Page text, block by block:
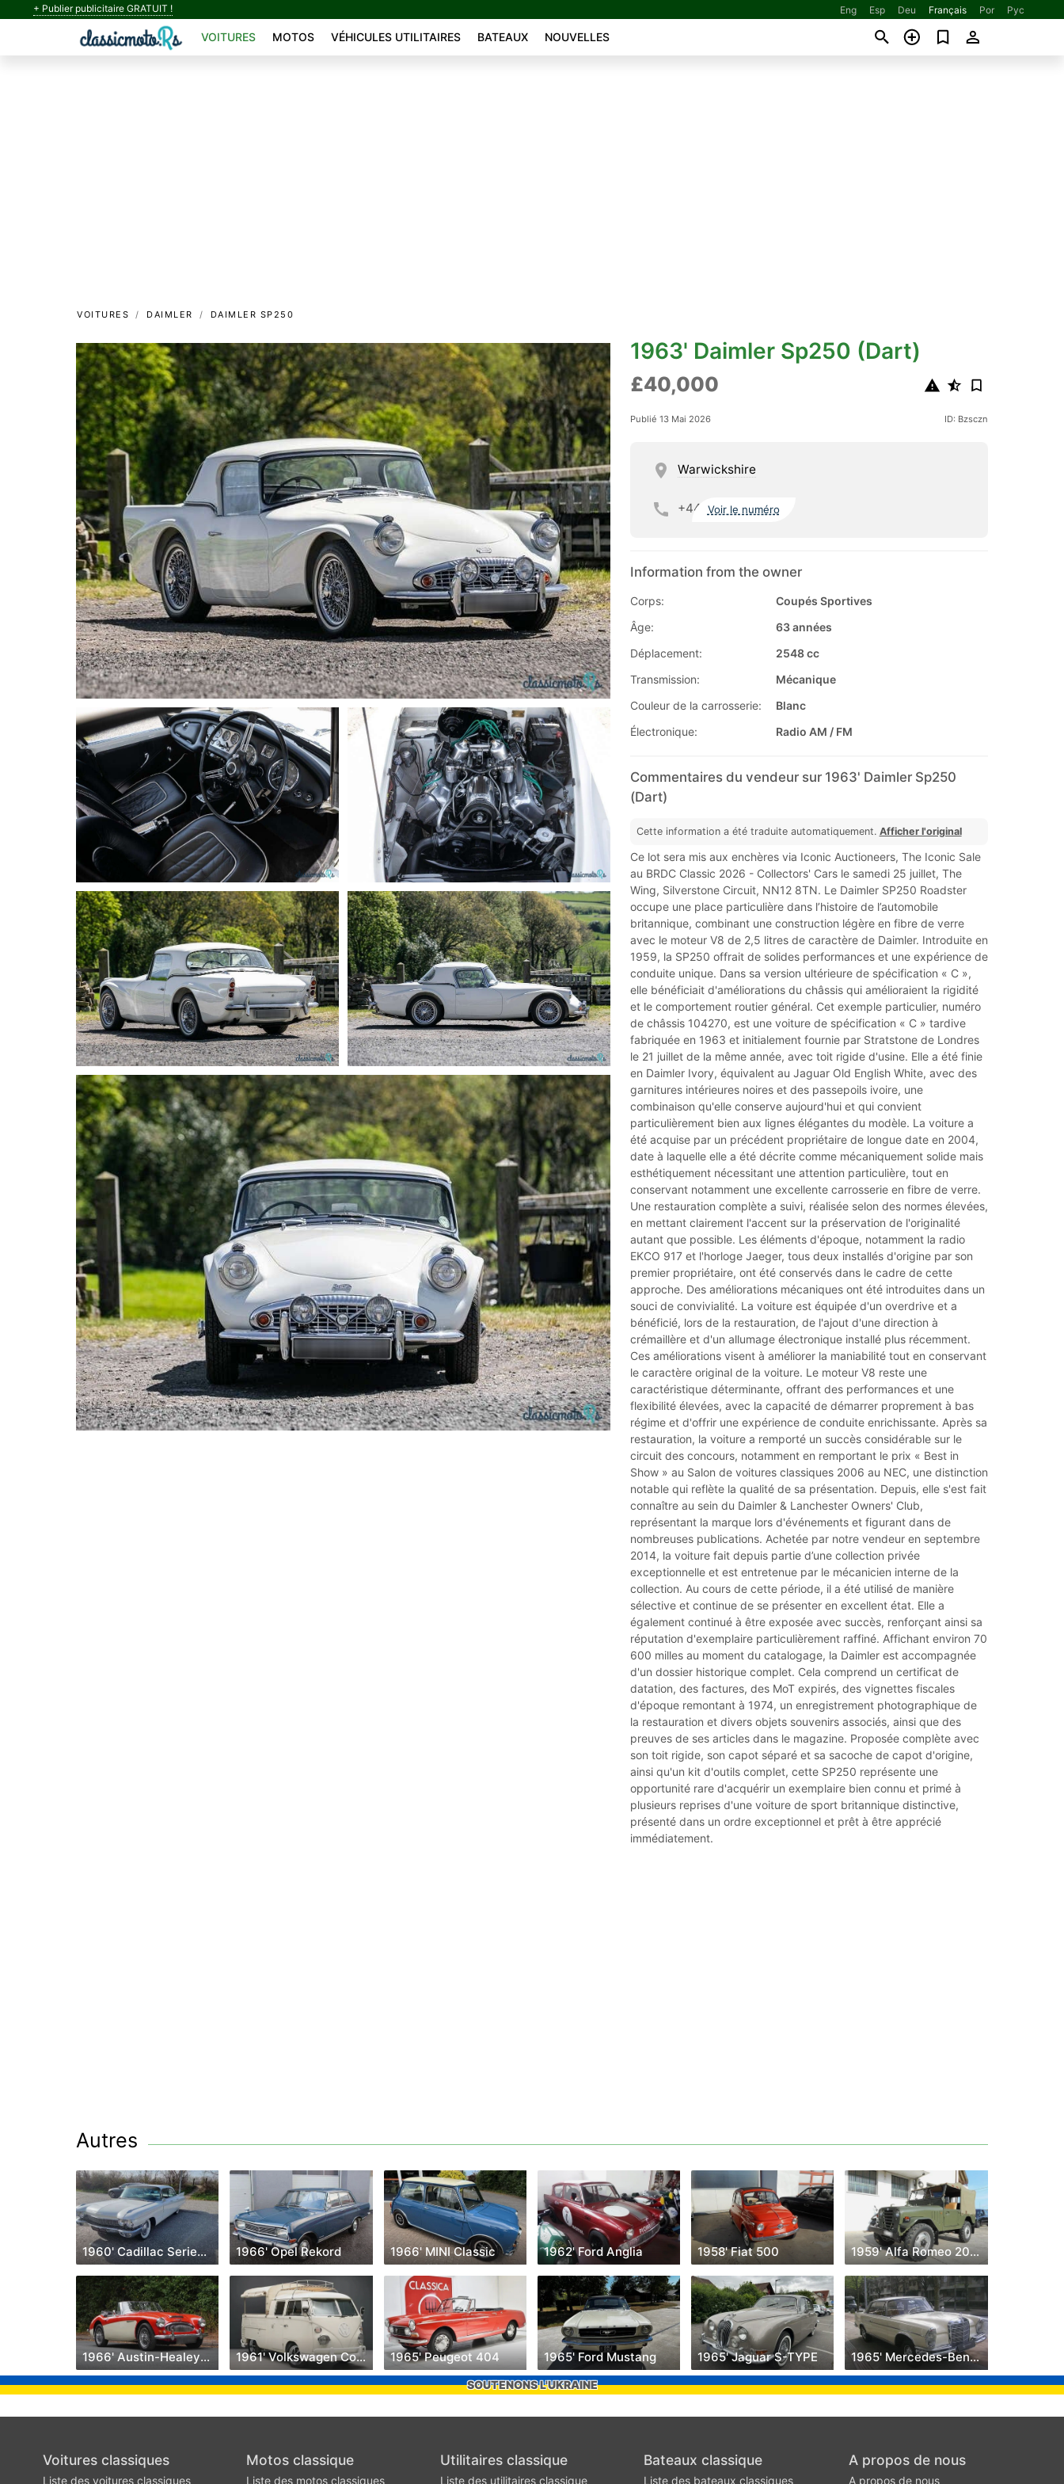
+ Publier publicitaire GRATUIT ! Eng Esp Deu Français Por Рус
VOITURES MOTOS VÉHICULES UTILITAIRES BATEAUX NOUVELLES
VOITURES DAIMLER DAIMLER SP250
1963' Daimler Sp250 (Dart)
£40,000
Publié 13 Mai 2026 ID: Bzsczn
Warwickshire
+44 Voir le numéro
Information from the owner
Corps:
Coupés Sportives
Âge:
63 années
Déplacement:
2548 cc
Transmission:
Mécanique
Couleur de la carrosserie:
Blanc
Électronique:
Radio AM / FM
Commentaires du vendeur sur 1963' Daimler Sp250
(Dart)
Cette information a été traduite automatiquement. Afficher l'original
Ce lot sera mis aux enchères via Iconic Auctioneers, The Iconic Sale
au BRDC Classic 2026 - Collectors' Cars le samedi 25 juillet, The
Wing, Silverstone Circuit, NN12 8TN. Le Daimler SP250 Roadster
occupe une place particulière dans l’histoire de l’automobile
britannique, combinant une construction légère en fibre de verre
avec le moteur V8 de 2,5 litres de caractère de Daimler. Introduite en
1959, la SP250 offrait de solides performances et une expérience de
conduite unique. Dans sa version ultérieure de spécification « C »,
elle bénéficiait d'améliorations du châssis qui amélioraient la rigidité
et le comportement routier général. Cet exemple particulier, numéro
de châssis 104270, est une voiture de spécification « C » tardive
fabriquée en 1963 et initialement fournie par Stratstone de Londres
le 21 juillet de la même année, avec toit rigide d'usine. Elle a été finie
en Daimler Ivory, équivalent au Jaguar Old English White, avec des
garnitures intérieures noires et des passepoils ivoire, une
combinaison qu'elle conserve aujourd'hui et qui convient
particulièrement bien aux lignes élégantes du modèle. La voiture a
été acquise par un précédent propriétaire de longue date en 2004,
date à laquelle elle a été décrite comme mécaniquement solide mais
esthétiquement nécessitant une attention particulière, tout en
conservant notamment une excellente carrosserie en fibre de verre.
Une restauration complète a suivi, réalisée selon des normes élevées,
en mettant clairement l'accent sur la préservation de l'originalité
autant que possible. Les éléments d'époque, notamment la radio
EKCO 917 et l'horloge Jaeger, tous deux installés d'origine par son
premier propriétaire, ont été conservés dans le cadre de cette
approche. Des améliorations mécaniques ont été introduites dans un
souci de convivialité. La voiture est équipée d'un overdrive et a
bénéficié, lors de la restauration, de l'ajout d'une direction à
crémaillère et d'un allumage électronique installé plus récemment.
Ces améliorations visent à améliorer la maniabilité tout en conservant
le caractère original de la voiture. Le moteur V8 reste une
caractéristique déterminante, offrant des performances et une
flexibilité élevées, avec la capacité de démarrer proprement à bas
régime et d'offrir une expérience de conduite enrichissante. Après sa
restauration, la voiture a remporté un succès considérable sur le
circuit des concours, notamment en remportant le prix « Best in
Show » au Salon de voitures classiques 2006 au NEC, une distinction
notable qui reflète la qualité de sa présentation. Depuis, elle s'est fait
connaître au sein du Daimler & Lanchester Owners' Club,
représentant la marque lors d'événements et figurant dans de
nombreuses publications. Achetée par notre vendeur en septembre
2014, la voiture fait depuis partie d’une collection privée
exceptionnelle et est entretenue par le mécanicien interne de la
collection. Au cours de cette période, il a été utilisé de manière
sélective et continue de se présenter en excellent état. Elle a
également continué à être exposée avec succès, renforçant ainsi sa
réputation d'exemplaire particulièrement raffiné. Affichant environ 70
600 milles au moment du catalogage, la Daimler est accompagnée
d'un dossier historique complet. Cela comprend un certificat de
datation, des factures, des MoT expirés, des vignettes fiscales
d'époque remontant à 1974, un enregistrement photographique de
la restauration et divers objets souvenirs associés, ainsi que des
preuves de ses articles dans le magazine. Proposée complète avec
son toit rigide, son capot séparé et sa sacoche de capot d'origine,
ainsi qu'un kit d'outils complet, cette SP250 représente une
opportunité rare d'acquérir un exemplaire bien connu et primé à
plusieurs reprises d'une voiture de sport britannique distinctive,
présenté dans un ordre exceptionnel et prêt à être apprécié
immédiatement.
Autres
1960' Cadillac Series 62 1966' Opel Rekord 1966' MINI Classic 1962' Ford Anglia 1958' Fiat 500 1959' Alfa Romeo 2000
1966' Austin-Healey 3000 1961' Volkswagen Coccinelle 1965' Peugeot 404 1965' Ford Mustang 1965' Jaguar S-TYPE 1965' Mercedes-Benz W112 300 SE
SOUTENONS L'UKRAINE
Voitures classiques
Liste des voitures classiques
Motos classique
Liste des motos classiques
Utilitaires classique
Liste des utilitaires classique
Bateaux classique
Liste des bateaux classiques
A propos de nous
A propos de nous